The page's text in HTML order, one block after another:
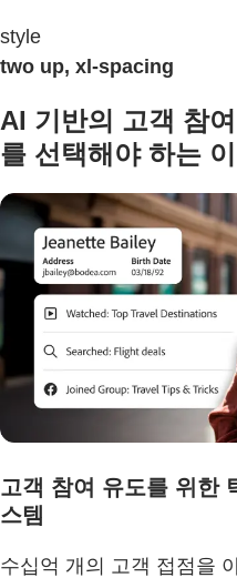
style
two up, xl-spacing
AI 기반의 고객 참
를 선택해야 하는
고객 참여 유도를 위한
스템
수십억 개의 고객 접점을